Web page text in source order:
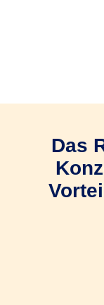
Ein
Sie
Das